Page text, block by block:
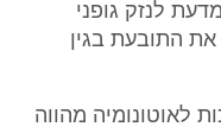
לנזק גופני
את התובעת בגין
לאוטונומיה מהווה